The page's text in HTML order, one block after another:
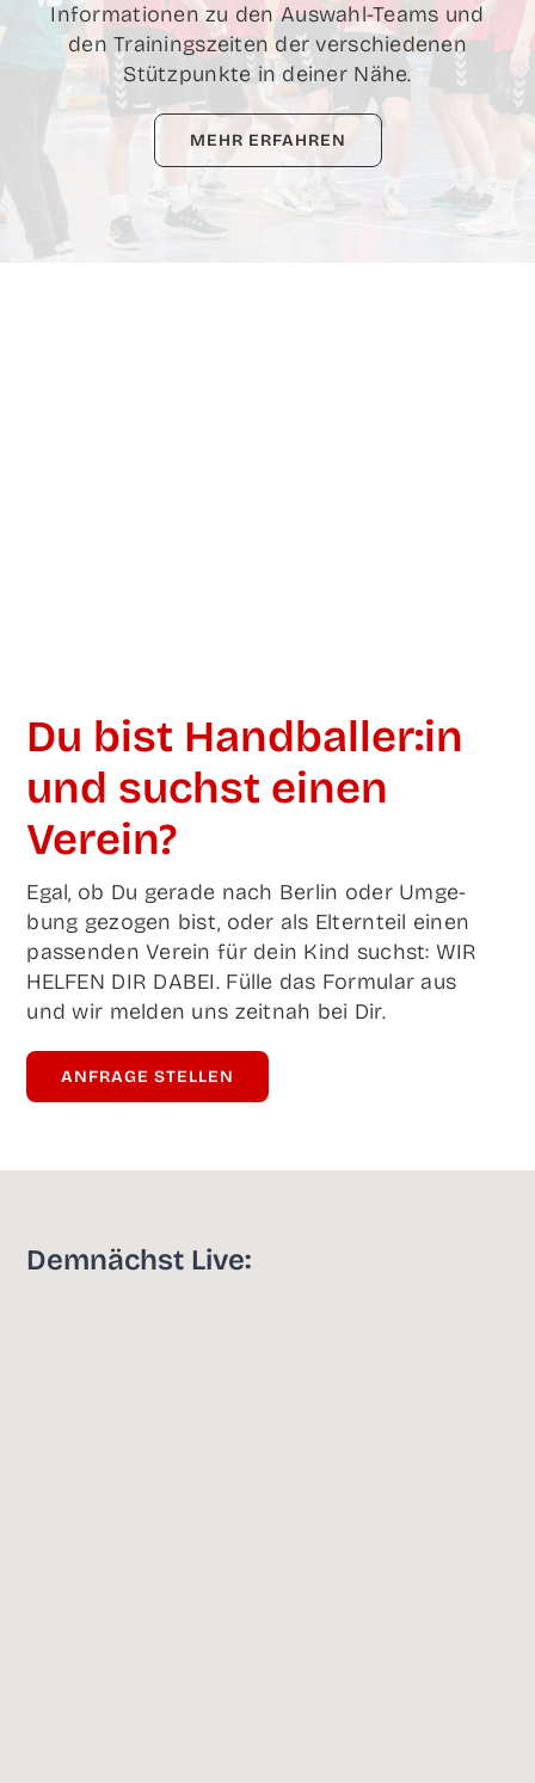
Infor­ma­tio­nen zu den Aus­wahl-Teams und
den Trai­nings­zei­ten der ver­schie­de­nen
Stütz­punk­te in dei­ner Nähe.
MEHR ERFAH­REN
Du bist Handballer:in
und suchst einen
Verein?
Egal, ob Du gera­de nach Ber­lin oder Umge­
bung gezo­gen bist, oder als Eltern­teil einen
pas­sen­den Ver­ein für dein Kind suchst: WIR
HELFEN DIR DABEI. Fül­le das For­mu­lar aus
und wir mel­den uns zeit­nah bei Dir.
ANFRA­GE STELLEN
Dem­nächst Live: